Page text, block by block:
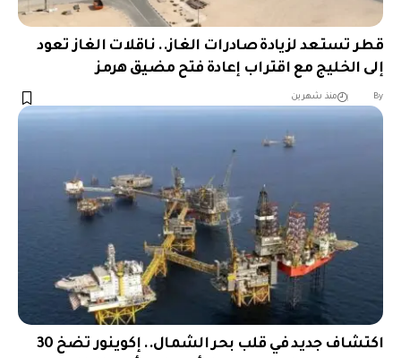
قطر تستعد لزيادة صادرات الغاز.. ناقلات الغاز تعود
إلى الخليج مع اقتراب إعادة فتح مضيق هرمز
By منذ شهرين
اكتشاف جديد في قلب بحر الشمال.. إكوينور تضخ 30